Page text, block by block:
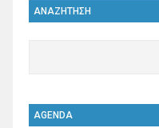
ΑΝΑΖΗΤΗΣΗ
AGENDA